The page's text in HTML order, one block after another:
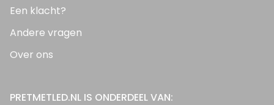
Een klacht?
Andere vragen
Over ons
PRETMETLED.NL IS ONDERDEEL VAN: